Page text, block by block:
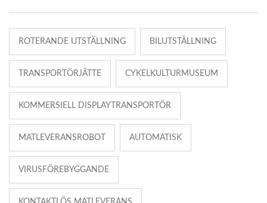
ROTERANDE UTSTÄLLNING BILUTSTÄLLNING
TRANSPORTÖRJÄTTE CYKELKULTURMUSEUM
KOMMERSIELL DISPLAYTRANSPORTÖR
MATLEVERANSROBOT AUTOMATISK
VIRUSFÖREBYGGANDE